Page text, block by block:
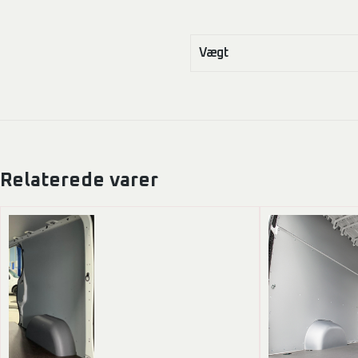
Vægt
Relaterede varer